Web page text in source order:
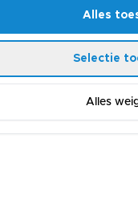
Alles
Selectie
Alles